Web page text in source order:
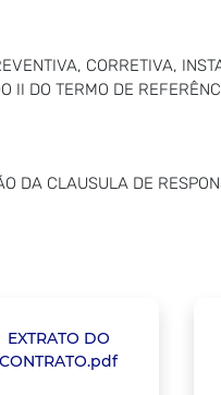
CORRETIVA,
II DO TERMO DE
DA CLAUSULA DE
EXTRATO DO
CONTRATO.pdf